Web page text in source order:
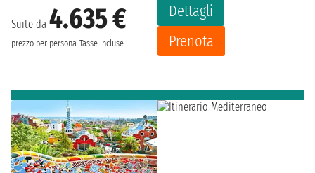
Suite da 4.635 €
prezzo per persona Tasse incluse
Dettagli
Prenota